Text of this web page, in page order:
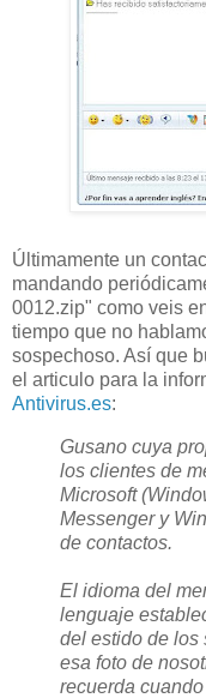
Últimamente un
mandando
0012.zip" como veis
tiempo que no
sospechoso. Así que
el articulo para la
Antivirus.es:
Gusano cuya
los clientes de
Microsoft
Messenger y
de contactos.
El idioma del
lenguaje
del estido de los
esa foto de
recuerda